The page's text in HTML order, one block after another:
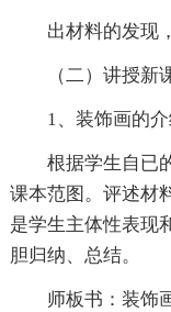
出材料的发现
（二）讲授新
1、装饰画的
根据学生自已
课本范图。评述材
是学生主体性表现
胆归纳、总结。
师板书：装饰